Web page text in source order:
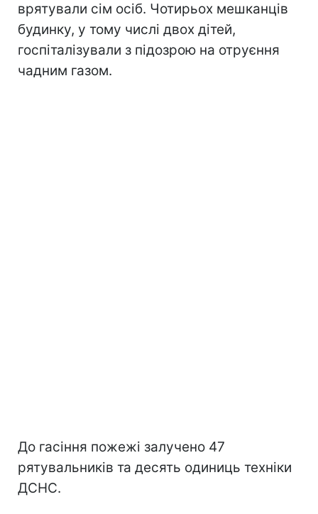
врятували сім осіб. Чотирьох мешканців
будинку, у тому числі двох дітей,
госпіталізували з підозрою на отруєння
чадним газом.
До гасіння пожежі залучено 47
рятувальників та десять одиниць техніки
ДСНС.